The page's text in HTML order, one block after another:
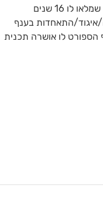
במסגרת אגודה/איגוד/התאחדות בענף
הספורט לו אושרה תכנית